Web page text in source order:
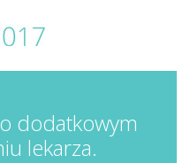
dodatkowym
lekarza.